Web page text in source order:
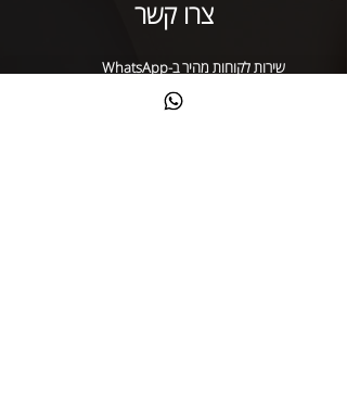
צרו קשר
שירות לקוחות מהיר ב-WhatsApp